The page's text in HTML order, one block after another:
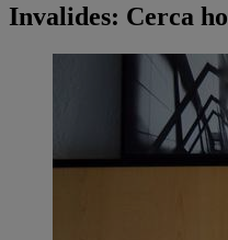
Invalides: Cerca